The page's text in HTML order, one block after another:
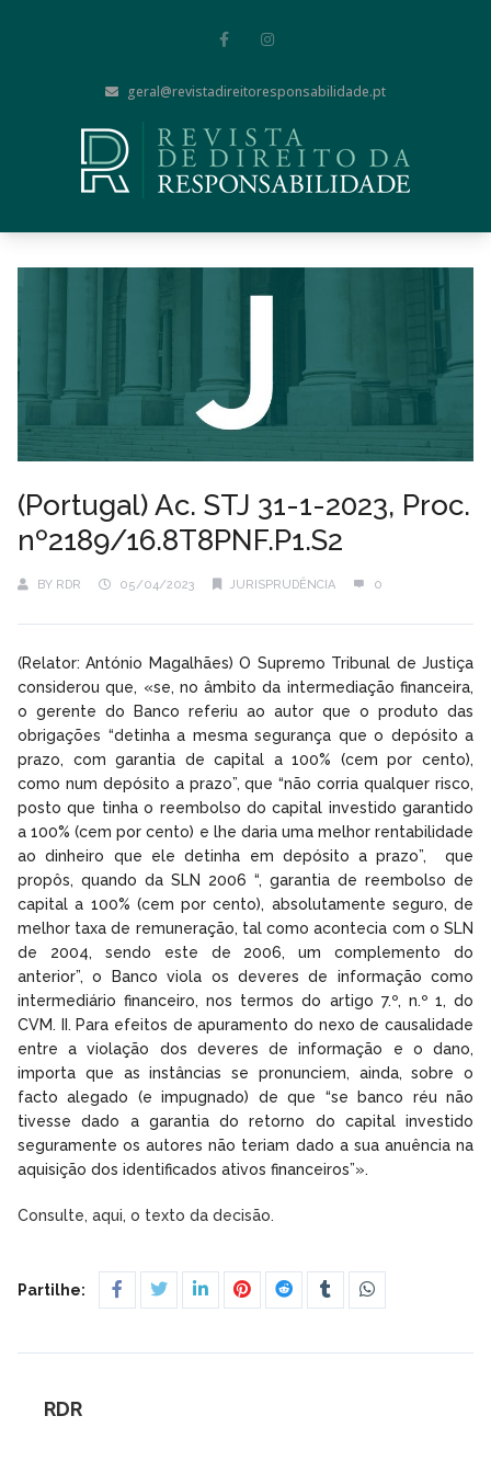
geral@revistadireitoresponsabilidade.pt
(Portugal) Ac. STJ 31-1-2023, Proc.
nº2189/16.8T8PNF.P1.S2
BY RDR 05/04/2023 JURISPRUDÊNCIA 0
(Relator: António Magalhães) O Supremo Tribunal de Justiça
considerou que, «se, no âmbito da intermediação financeira,
o gerente do Banco referiu ao autor que o produto das
obrigações “detinha a mesma segurança que o depósito a
prazo, com garantia de capital a 100% (cem por cento),
como num depósito a prazo”, que “não corria qualquer risco,
posto que tinha o reembolso do capital investido garantido
a 100% (cem por cento) e lhe daria uma melhor rentabilidade
ao dinheiro que ele detinha em depósito a prazo”, que
propôs, quando da SLN 2006 “, garantia de reembolso de
capital a 100% (cem por cento), absolutamente seguro, de
melhor taxa de remuneração, tal como acontecia com o SLN
de 2004, sendo este de 2006, um complemento do
anterior”, o Banco viola os deveres de informação como
intermediário financeiro, nos termos do artigo 7.º, n.º 1, do
CVM. II. Para efeitos de apuramento do nexo de causalidade
entre a violação dos deveres de informação e o dano,
importa que as instâncias se pronunciem, ainda, sobre o
facto alegado (e impugnado) de que “se banco réu não
tivesse dado a garantia do retorno do capital investido
seguramente os autores não teriam dado a sua anuência na
aquisição dos identificados ativos financeiros”».
Consulte, aqui, o texto da decisão.
Partilhe:
RDR